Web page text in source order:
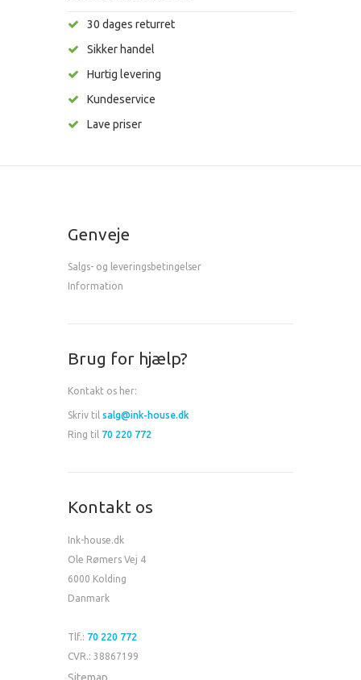
30 dages returret
Sikker handel
Hurtig levering
Kundeservice
Lave priser
Genveje
Salgs- og leveringsbetingelser
Information
Brug for hjælp?
Kontakt os her:
Skriv til salg@ink-house.dk
Ring til 70 220 772
Kontakt os
Ink-house.dk
Ole Rømers Vej 4
6000 Kolding
Danmark
Tlf.: 70 220 772
CVR.: 38867199
Sitemap